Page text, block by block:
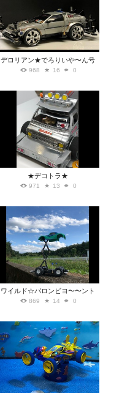
デロリアン★でろりいや〜ん号
968 16 0
★デコトラ★
971 13 0
ワイルド☆バロンビヨ〜〜ント
869 14 0